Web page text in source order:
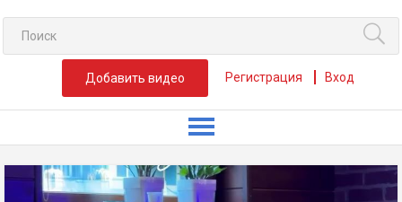
Добавить видео Регистрация Вход